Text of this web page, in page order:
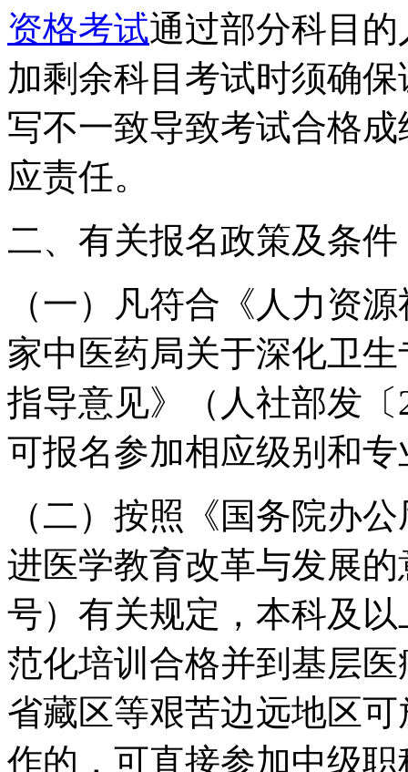
资格考试通过部分科目
加剩余科目考试时须确
写不一致导致考试合格
应责任。
二、有关报名政策及条件
（一）凡符合《人力资
家中医药局关于深化卫
指导意见》（人社部发
可报名参加相应级别和
（二）按照《国务院办
进医学教育改革与发展
号）有关规定，本科及
范化培训合格并到基层
省藏区等艰苦边远地区
作的，可直接参加中级